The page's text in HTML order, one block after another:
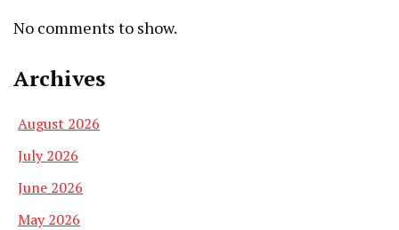
No comments to show.
Archives
August 2026
July 2026
June 2026
May 2026